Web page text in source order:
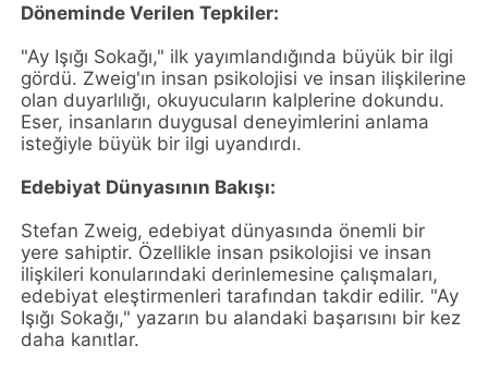
Döneminde Verilen Tepkiler:
"Ay Işığı Sokağı," ilk yayımlandığında büyük bir ilgi
gördü. Zweig'ın insan psikolojisi ve insan ilişkilerine
olan duyarlılığı, okuyucuların kalplerine dokundu.
Eser, insanların duygusal deneyimlerini anlama
isteğiyle büyük bir ilgi uyandırdı.
Edebiyat Dünyasının Bakışı:
Stefan Zweig, edebiyat dünyasında önemli bir
yere sahiptir. Özellikle insan psikolojisi ve insan
ilişkileri konularındaki derinlemesine çalışmaları,
edebiyat eleştirmenleri tarafından takdir edilir. "Ay
Işığı Sokağı," yazarın bu alandaki başarısını bir kez
daha kanıtlar.